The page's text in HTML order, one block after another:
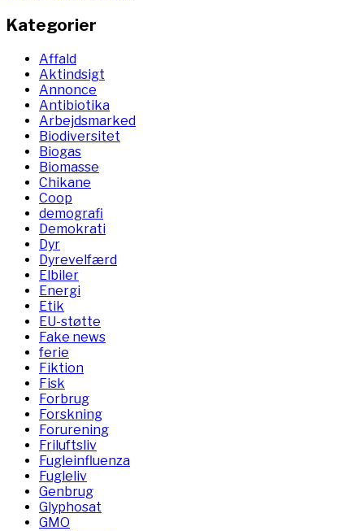
Kategorier
Affald
Aktindsigt
Annonce
Antibiotika
Arbejdsmarked
Biodiversitet
Biogas
Biomasse
Chikane
Coop
demografi
Demokrati
Dyr
Dyrevelfærd
Elbiler
Energi
Etik
EU-støtte
Fake news
ferie
Fiktion
Fisk
Forbrug
Forskning
Forurening
Friluftsliv
Fugleinfluenza
Fugleliv
Genbrug
Glyphosat
GMO